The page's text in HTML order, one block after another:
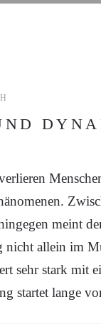
meint
nicht allein im
sehr stark mit
startet lange